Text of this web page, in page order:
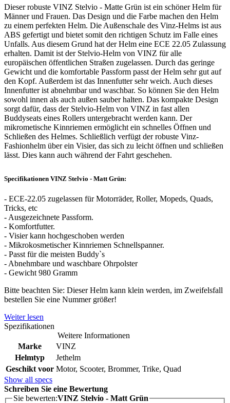
Dieser robuste VINZ Stelvio - Matte Grün ist ein schöner Helm für
Männer und Frauen. Das Design und die Farbe machen den Helm
zu einem perfekten Helm. Die Außenschale des Vinz-Helms ist aus
ABS gefertigt und bietet somit den richtigen Schutz im Falle eines
Unfalls. Aus diesem Grund hat der Helm eine ECE 22.05 Zulassung
erhalten. Damit ist der Stelvio-Helm von VINZ für alle
europäischen öffentlichen Straßen zugelassen. Durch das geringe
Gewicht und die komfortable Passform passt der Helm sehr gut auf
den Kopf. Außerdem ist das Innenfutter sehr weich. Auch dieses
Innenfutter ist abnehmbar und waschbar. So können Sie den Helm
sowohl innen als auch außen sauber halten. Das kompakte Design
sorgt dafür, dass der Stelvio-Helm von VINZ in fast allen
Buddyseats eines Rollers untergebracht werden kann. Der
mikrometische Kinnriemen ermöglicht ein schnelles Öffnen und
Schließen des Helmes. Schließlich verfügt der robuste Vinz-
Fashionhelm über ein Visier, das sich zu leicht öffnen und schließen
lässt. Dies kann auch während der Fahrt geschehen.
Specifikationen VINZ Stelvio - Matt Grün:
- ECE-22.05 zugelassen für Motorräder, Roller, Mopeds, Quads,
Tricks, etc
- Ausgezeichnete Passform.
- Komfortfutter.
- Visier kann hochgeschoben werden
- Mikrokosmetischer Kinnriemen Schnellspanner.
- Passt für die meisten Buddy`s
- Abnehmbare und waschbare Ohrpolster
- Gewicht 980 Gramm
Bitte beachten Sie: Dieser Helm kann klein werden, im Zweifelsfall
bestellen Sie eine Nummer größer!
Weiter lesen
Spezifikationen
Weitere Informationen
Marke
VINZ
Helmtyp
Jethelm
Geschikt voor Motor, Scooter, Brommer, Trike, Quad
Show all specs
Schreiben Sie eine Bewertung
Sie bewerten:VINZ Stelvio - Matt Grün